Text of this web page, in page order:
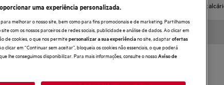
O Clean & Care 3 em 1 é ideal para desengordurar e eliminar o
Elimina odores desagradáveis e remove o calcário
uma experiência personalizada.
melhorar o nosso site, bem como para fins promocionais e de marketing. Partilhamos
com os nossos parceiros de redes sociais, publicidade e análise de dados. Ao clicar em
de cookies, o que nos permitepersonalizar a sua experiênciano site, adaptarofertas
em “Continuar sem aceitar”, bloqueia os cookies não essenciais, o que poderá
lhe conseguimos disponibilizar. Para mais informações, consulte o nossoAviso de